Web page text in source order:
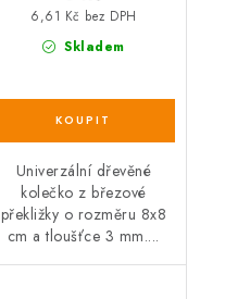
Skladem
6,61 Kč bez DPH
Univerzální dřevěné
kolečko z březové
překližky o rozměru 8x8
cm a tloušťce 3 mm....